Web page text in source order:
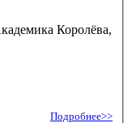
Королёва,
Подробнее>>